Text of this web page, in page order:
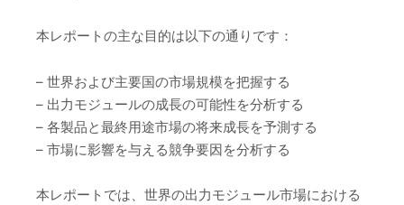
本レポートの主な目的は以下の通りです：
– 世界および主要国の市場規模を把握する
– 出力モジュールの成長の可能性を分析する
– 各製品と最終用途市場の将来成長を予測する
– 市場に影響を与える競争要因を分析する
本レポートでは、世界の出力モジュール市場における